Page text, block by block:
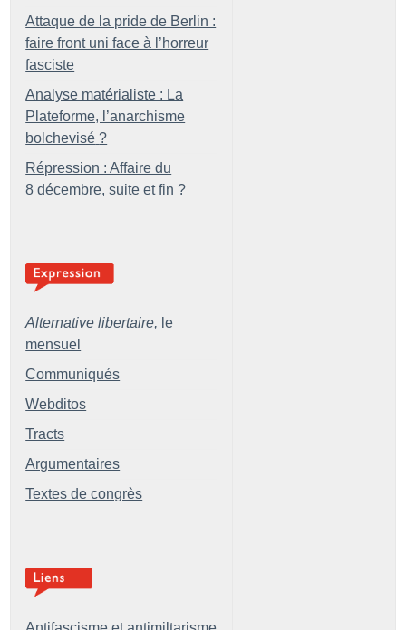
Attaque de la pride de Berlin :
faire front uni face à l’horreur
fasciste
Analyse matérialiste : La
Plateforme, l’anarchisme
bolchevisé ?
Répression : Affaire du
8 décembre, suite et fin ?
Alternative libertaire, le
mensuel
Communiqués
Webditos
Tracts
Argumentaires
Textes de congrès